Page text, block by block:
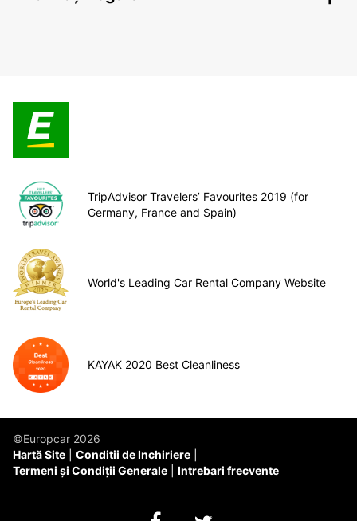
TripAdvisor Travelers’ Favourites 2019 (for
Germany, France and Spain)
World's Leading Car Rental Company Website
KAYAK 2020 Best Cleanliness
©Europcar 2026
Hartă Site
Conditii de Inchiriere
Termeni și Condiții Generale
Intrebari frecvente